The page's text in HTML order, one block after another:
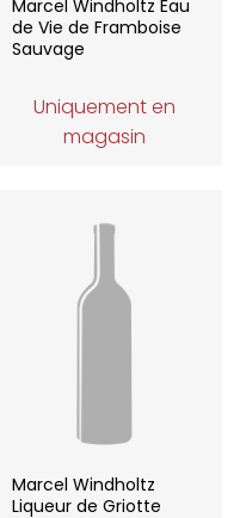
Marcel Windholtz Eau
de Vie de Framboise
Sauvage
Uniquement en
magasin
Marcel Windholtz
Liqueur de Griotte